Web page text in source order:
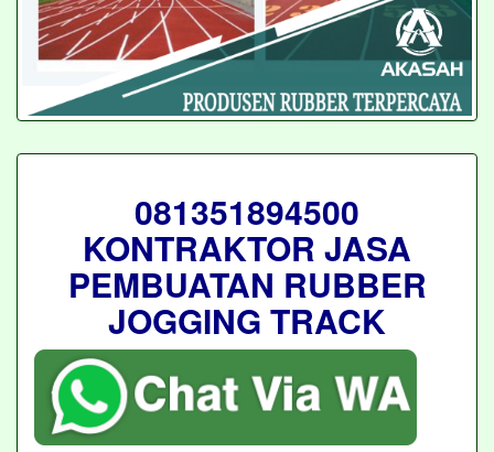
081351894500
KONTRAKTOR JASA
PEMBUATAN RUBBER
JOGGING TRACK